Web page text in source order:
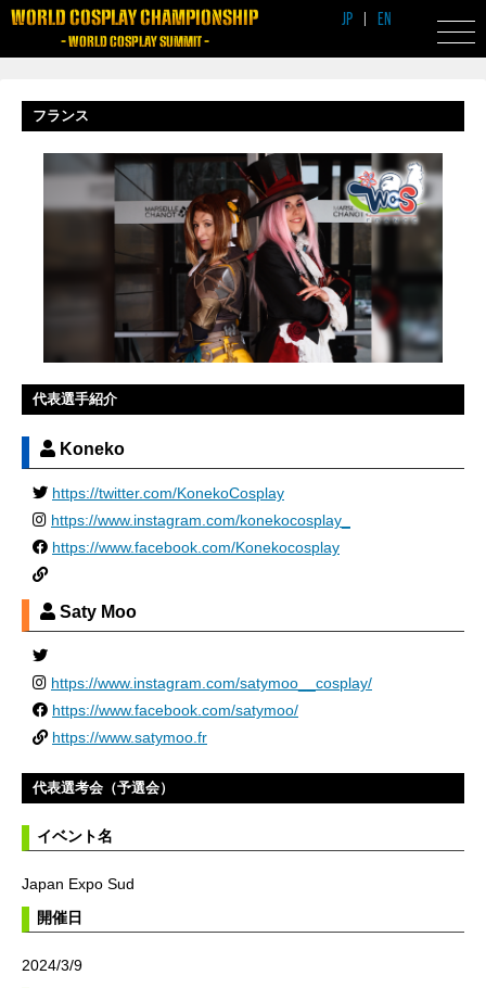
WORLD COSPLAY CHAMPIONSHIP
- WORLD COSPLAY SUMMIT -
JP | EN
フランス
代表選手紹介
Koneko
https://twitter.com/KonekoCosplay
https://www.instagram.com/konekocosplay_
https://www.facebook.com/Konekocosplay
Saty Moo
https://www.instagram.com/satymoo__cosplay/
https://www.facebook.com/satymoo/
https://www.satymoo.fr
代表選考会（予選会）
イベント名
Japan Expo Sud
開催日
2024/3/9